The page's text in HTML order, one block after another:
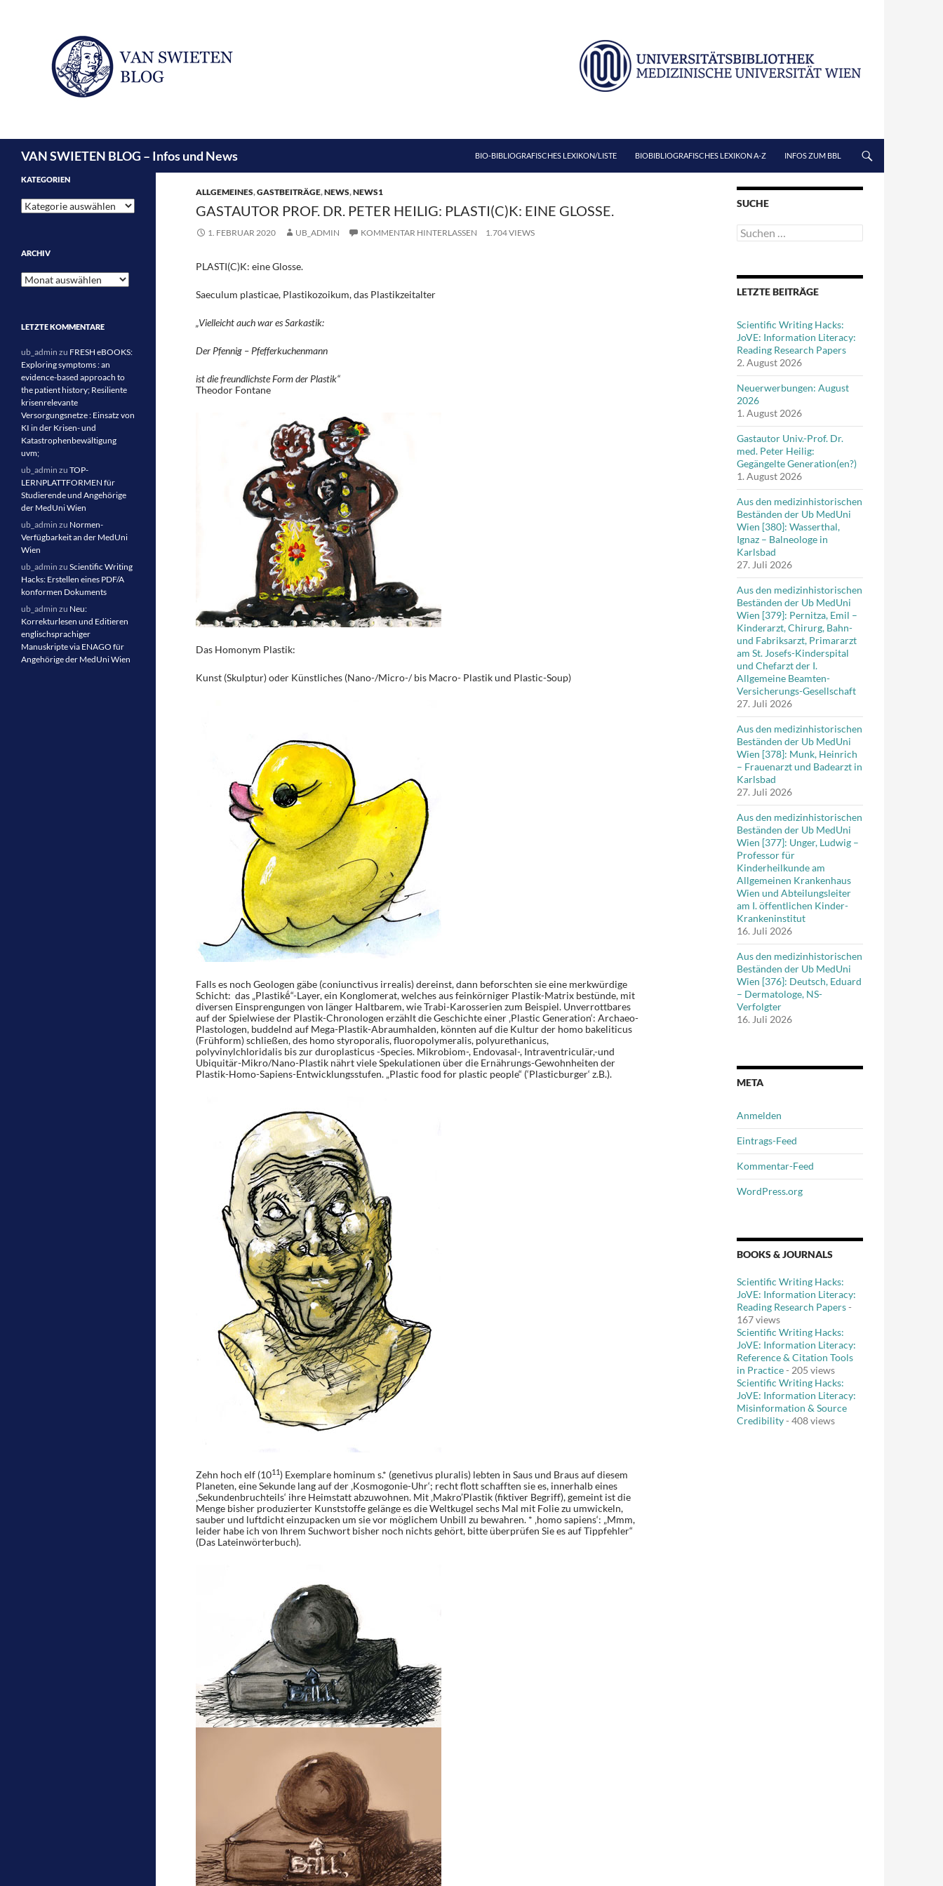
VAN SWIETEN BLOG – Infos und News
BIO-BIBLIOGRAFISCHES LEXIKON/LISTE
BIOBIBLIOGRAFISCHES LEXIKON A-Z INFOS ZUM BBL
ALLGEMEINES,GASTBEITRÄGE,NEWS,NEWS1
GASTAUTOR PROF. DR. PETER HEILIG: PLASTI(C)K: EINE GLOSSE.
1. FEBRUAR 2020 UB_ADMIN KOMMENTAR HINTERLASSEN 1.704 VIEWS
PLASTI(C)K: eine Glosse.
Saeculum plasticae, Plastikozoikum, das Plastikzeitalter
„Vielleicht auch war es Sarkastik:
Der Pfennig – Pfefferkuchenmann
ist die freundlichste Form der Plastik“
Theodor Fontane
Das Homonym Plastik:
Kunst (Skulptur) oder Künstliches (Nano-/Micro-/ bis Macro- Plastik und Plastic-Soup)
Falls es noch Geologen gäbe (coniunctivus irrealis) dereinst, dann beforschten sie eine merkwürdige
Schicht: das „Plastikḗ“-Layer, ein Konglomerat, welches aus feinkörniger Plastik-Matrix bestünde, mit
diversen Einsprengungen von länger Haltbarem, wie Trabi-Karosserien zum Beispiel. Unverrottbares
auf der Spielwiese der Plastik-Chronologen erzählt die Geschichte einer ‚Plastic Generation‘: Archaeo-
Plastologen, buddelnd auf Mega-Plastik-Abraumhalden, könnten auf die Kultur der homo bakeliticus
(Frühform) schließen, des homo styroporalis, fluoropolymeralis, polyurethanicus,
polyvinylchloridalis bis zur duroplasticus -Species. Mikrobiom-, Endovasal-, Intraventriculär,-und
Ubiquitär-Mikro/Nano-Plastik nährt viele Spekulationen über die Ernährungs-Gewohnheiten der
Plastik-Homo-Sapiens-Entwicklungsstufen. „Plastic food for plastic people“ (‘Plasticburger‘ z.B.).
Zehn hoch elf (1011) Exemplare hominum s.* (genetivus pluralis) lebten in Saus und Braus auf diesem
Planeten, eine Sekunde lang auf der ‚Kosmogonie-Uhr‘; recht flott schafften sie es, innerhalb eines
‚Sekundenbruchteils‘ ihre Heimstatt abzuwohnen. Mit ‚Makro’Plastik (fiktiver Begriff), gemeint ist die
Menge bisher produzierter Kunststoffe gelänge es die Weltkugel sechs Mal mit Folie zu umwickeln,
sauber und luftdicht einzupacken um sie vor möglichem Unbill zu bewahren. * ‚homo sapiens‘: „Mmm,
leider habe ich von Ihrem Suchwort bisher noch nichts gehört, bitte überprüfen Sie es auf Tippfehler“
(Das Lateinwörterbuch).
SUCHE
Suchen
nach:
LETZTE BEITRÄGE
Scientific Writing Hacks:
JoVE: Information Literacy:
Reading Research Papers
2. August 2026
Neuerwerbungen: August
2026
1. August 2026
Gastautor Univ.-Prof. Dr.
med. Peter Heilig:
Gegängelte Generation(en?)
1. August 2026
Aus den medizinhistorischen
Beständen der Ub MedUni
Wien [380]: Wasserthal,
Ignaz – Balneologe in
Karlsbad
27. Juli 2026
Aus den medizinhistorischen
Beständen der Ub MedUni
Wien [379]: Pernitza, Emil –
Kinderarzt, Chirurg, Bahn-
und Fabriksarzt, Primararzt
am St. Josefs-Kinderspital
und Chefarzt der I.
Allgemeine Beamten-
Versicherungs-Gesellschaft
27. Juli 2026
Aus den medizinhistorischen
Beständen der Ub MedUni
Wien [378]: Munk, Heinrich
– Frauenarzt und Badearzt in
Karlsbad
27. Juli 2026
Aus den medizinhistorischen
Beständen der Ub MedUni
Wien [377]: Unger, Ludwig –
Professor für
Kinderheilkunde am
Allgemeinen Krankenhaus
Wien und Abteilungsleiter
am I. öffentlichen Kinder-
Krankeninstitut
16. Juli 2026
Aus den medizinhistorischen
Beständen der Ub MedUni
Wien [376]: Deutsch, Eduard
– Dermatologe, NS-
Verfolgter
16. Juli 2026
META
Anmelden
Eintrags-Feed
Kommentar-Feed
WordPress.org
BOOKS & JOURNALS
Scientific Writing Hacks:
JoVE: Information Literacy:
Reading Research Papers-
167 views
Scientific Writing Hacks:
JoVE: Information Literacy:
Reference & Citation Tools
in Practice- 205 views
Scientific Writing Hacks:
JoVE: Information Literacy:
Misinformation & Source
Credibility- 408 views
KATEGORIEN
Kategorien
ARCHIV
Archiv
LETZTE KOMMENTARE
ub_admin zu FRESH eBOOKS:
Exploring symptoms : an
evidence-based approach to
the patient history; Resiliente
krisenrelevante
Versorgungsnetze : Einsatz von
KI in der Krisen- und
Katastrophenbewältigung
uvm;
ub_admin zu TOP-
LERNPLATTFORMEN für
Studierende und Angehörige
der MedUni Wien
ub_admin zu Normen-
Verfügbarkeit an der MedUni
Wien
ub_admin zu Scientific Writing
Hacks: Erstellen eines PDF/A
konformen Dokuments
ub_admin zu Neu:
Korrekturlesen und Editieren
englischsprachiger
Manuskripte via ENAGO für
Angehörige der MedUni Wien